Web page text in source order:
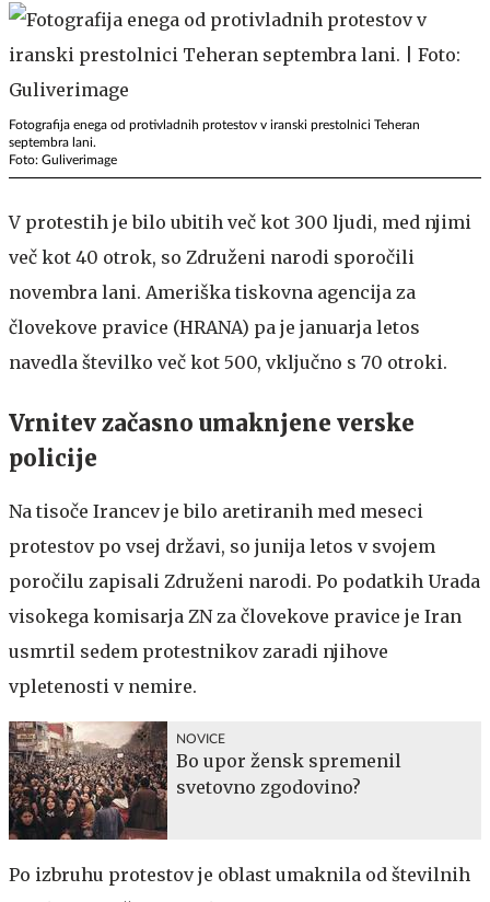
Fotografija enega od protivladnih protestov v iranski prestolnici Teheran
septembra lani.
Foto: Guliverimage
V protestih je bilo ubitih več kot 300 ljudi, med njimi
več kot 40 otrok, so Združeni narodi sporočili
novembra lani. Ameriška tiskovna agencija za
človekove pravice (HRANA) pa je januarja letos
navedla številko več kot 500, vključno s 70 otroki.
Vrnitev začasno umaknjene verske
policije
Na tisoče Irancev je bilo aretiranih med meseci
protestov po vsej državi, so junija letos v svojem
poročilu zapisali Združeni narodi. Po podatkih Urada
visokega komisarja ZN za človekove pravice je Iran
usmrtil sedem protestnikov zaradi njihove
vpletenosti v nemire.
NOVICE
Bo upor žensk spremenil
svetovno zgodovino?
Po izbruhu protestov je oblast umaknila od številnih